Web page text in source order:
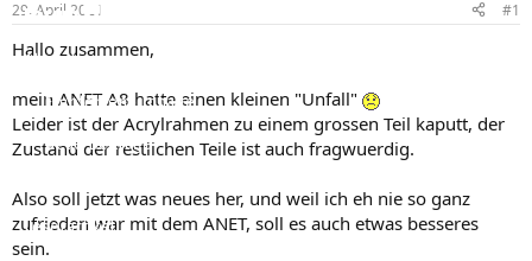
Forum
Aktuelles
Empfohlene Inhalte
Neue Beiträge
Leserartikel
e
r
t
a
29. April 2021 #1
Hallo zusammen,
mein ANET A8 hatte einen kleinen "Unfall"
Leider ist der Acrylrahmen zu einem grossen Teil kaputt, der
Zustand der restlichen Teile ist auch fragwuerdig.
Also soll jetzt was neues her, und weil ich eh nie so ganz
zufrieden war mit dem ANET, soll es auch etwas besseres
sein.